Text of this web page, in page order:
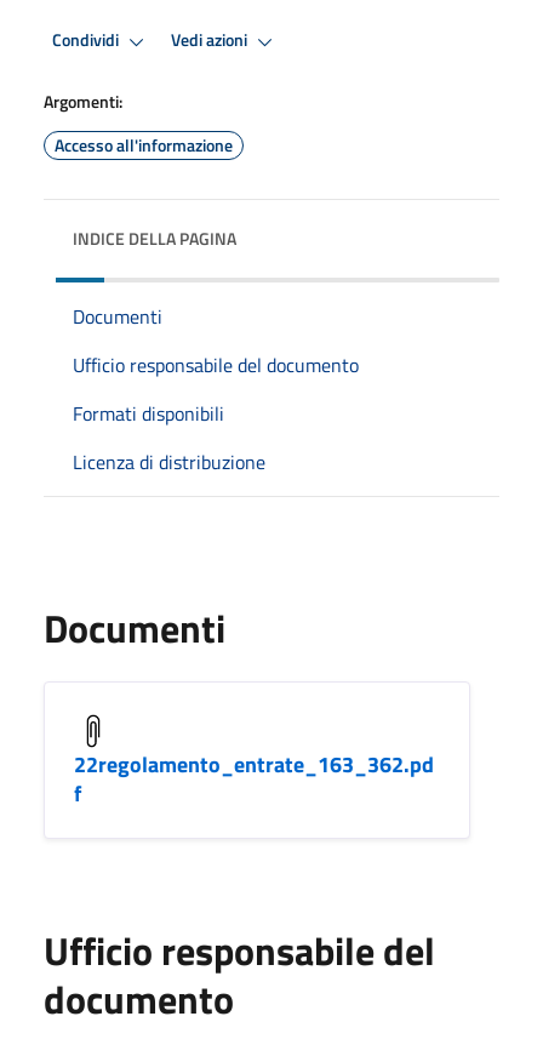
Condividi Vedi azioni
Argomenti:
Accesso all'informazione
INDICE DELLA PAGINA
Documenti
Ufficio responsabile del documento
Formati disponibili
Licenza di distribuzione
Documenti
22regolamento_entrate_163_362.pd
f
Ufficio responsabile del
documento